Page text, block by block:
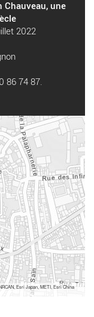
Chauveau, une
2022
86 74 87.
Esri Japan, METI, Esri China